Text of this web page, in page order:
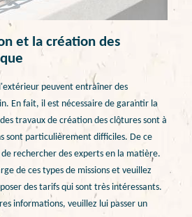
et la création des
peuvent entraîner des
En fait, il est nécessaire de garantir la
travaux de création des clôtures sont à
sont particulièrement difficiles. De ce
rechercher des experts en la matière.
de ces types de missions et veuillez
des tarifs qui sont très intéressants.
informations, veuillez lui passer un